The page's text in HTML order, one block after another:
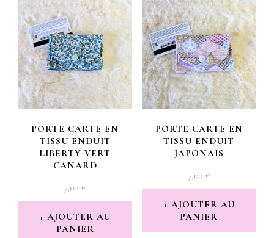
PORTE CARTE EN
TISSU ENDUIT
LIBERTY VERT
CANARD
7,00 €
AJOUTER AU
PANIER
PORTE CARTE EN
TISSU ENDUIT
JAPONAIS
7,00 €
AJOUTER AU
PANIER